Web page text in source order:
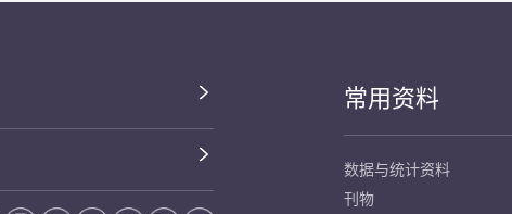
常用资料
数据与统计资料
刊物